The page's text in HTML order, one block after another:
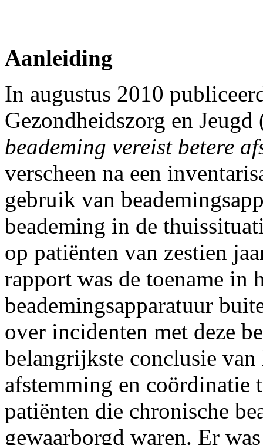
Aanleiding
In augustus 2010
Gezondheidszorg en
beademing vereist betere
verscheen na een
gebruik van
beademing in de
op patiënten van zestien
rapport was de toename in
beademingsapparatuur
over incidenten met deze
belangrijkste conclusie van
afstemming en coördinatie
patiënten die chronische
gewaarborgd waren. Er